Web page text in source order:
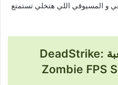
و المسيوقي اللي هتخلي تستمتع
روابط لعبة DeadStrike:
Zombie FPS